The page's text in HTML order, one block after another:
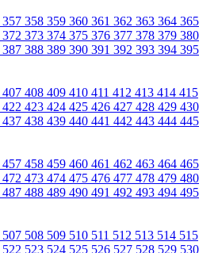
357 358 359 360 361 362 363 364 365
372 373 374 375 376 377 378 379 380
387 388 389 390 391 392 393 394 395
407 408 409 410 411 412 413 414 415
422 423 424 425 426 427 428 429 430
437 438 439 440 441 442 443 444 445
457 458 459 460 461 462 463 464 465
472 473 474 475 476 477 478 479 480
487 488 489 490 491 492 493 494 495
507 508 509 510 511 512 513 514 515
522 523 524 525 526 527 528 529 530